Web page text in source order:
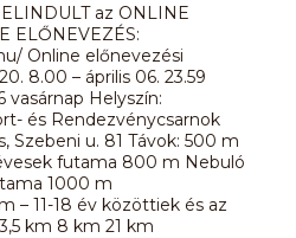
az ONLINE
ELŐNEVEZÉS:
Online előnevezési
8.00 – április 06. 23.59
vasárnap Helyszín:
és Rendezvénycsarnok
Szebeni u. 81 Távok: 500 m
futama 800 m Nebuló
1000 m
– 11-18 év közöttiek és az
km 8 km 21 km